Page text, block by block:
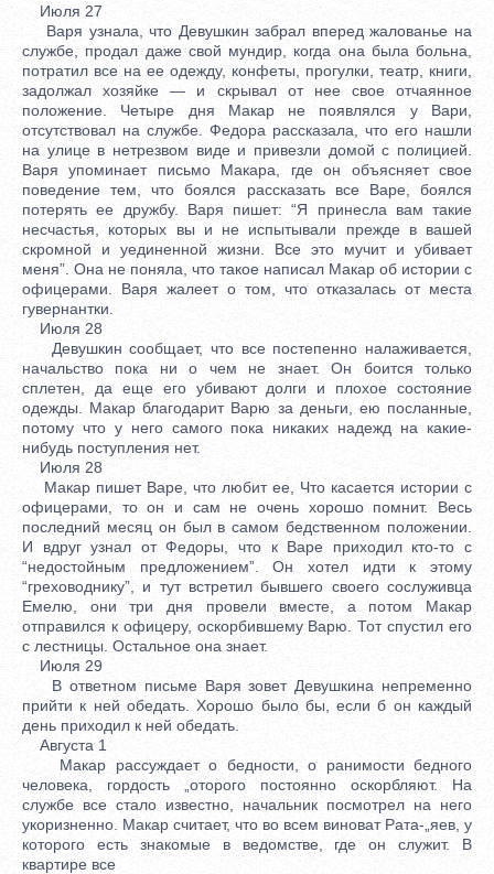
Июля 27
Варя узнала, что Девушкин забрал вперед жалованье на
службе, продал даже свой мундир, когда она была больна,
потратил все на ее одежду, конфеты, прогулки, театр, книги,
задолжал хозяйке — и скрывал от нее свое отчаянное
положение. Четыре дня Макар не появлялся у Вари,
отсутствовал на службе. Федора рассказала, что его нашли
на улице в нетрезвом виде и привезли домой с полицией.
Варя упоминает письмо Макара, где он объясняет свое
поведение тем, что боялся рассказать все Варе, боялся
потерять ее дружбу. Варя пишет: “Я принесла вам такие
несчастья, которых вы и не испытывали прежде в вашей
скромной и уединенной жизни. Все это мучит и убивает
меня”. Она не поняла, что такое написал Макар об истории с
офицерами. Варя жалеет о том, что отказалась от места
гувернантки.
Июля 28
Девушкин сообщает, что все постепенно налаживается,
начальство пока ни о чем не знает. Он боится только
сплетен, да еще его убивают долги и плохое состояние
одежды. Макар благодарит Варю за деньги, ею посланные,
потому что у него самого пока никаких надежд на какие-
нибудь поступления нет.
Июля 28
Макар пишет Варе, что любит ее, Что касается истории с
офицерами, то он и сам не очень хорошо помнит. Весь
последний месяц он был в самом бедственном положении.
И вдруг узнал от Федоры, что к Варе приходил кто-то с
“недостойным предложением”. Он хотел идти к этому
“греховоднику”, и тут встретил бывшего своего сослуживца
Емелю, они три дня провели вместе, а потом Макар
отправился к офицеру, оскорбившему Варю. Тот спустил его
с лестницы. Остальное она знает.
Июля 29
В ответном письме Варя зовет Девушкина непременно
прийти к ней обедать. Хорошо было бы, если б он каждый
день приходил к ней обедать.
Августа 1
Макар рассуждает о бедности, о ранимости бедного
человека, гордость „оторого постоянно оскорбляют. На
службе все стало известно, начальник посмотрел на него
укоризненно. Макар считает, что во всем виноват Рата-„яев, у
которого есть знакомые в ведомстве, где он служит. В
квартире все